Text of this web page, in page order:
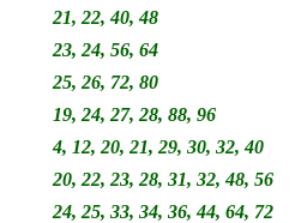
21, 22, 40, 48
23, 24, 56, 64
25, 26, 72, 80
19, 24, 27, 28, 88, 96
4, 12, 20, 21, 29, 30, 32, 40
20, 22, 23, 28, 31, 32, 48, 56
24, 25, 33, 34, 36, 44, 64, 72